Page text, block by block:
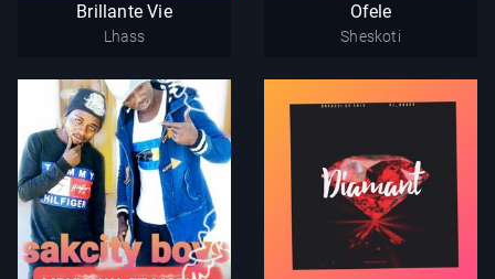
Brillante Vie
Lhass
Ofele
Sheskoti
Gayateka
Diamant